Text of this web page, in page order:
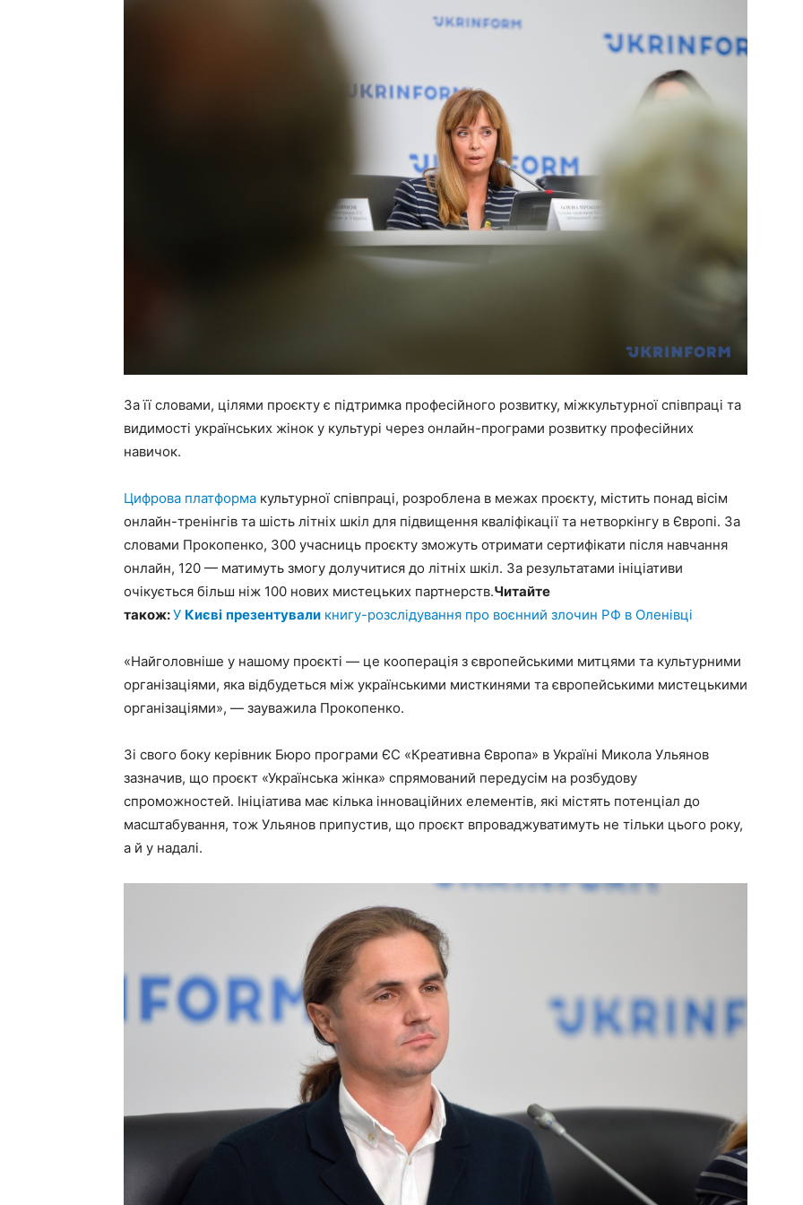
За її словами, цілями проєкту є підтримка професійного розвитку, міжкультурної співпраці та
видимості українських жінок у культурі через онлайн-програми розвитку професійних
навичок.
Цифрова платформа культурної співпраці, розроблена в межах проєкту, містить понад вісім
онлайн-тренінгів та шість літніх шкіл для підвищення кваліфікації та нетворкінгу в Європі. За
словами Прокопенко, 300 учасниць проєкту зможуть отримати сертифікати після навчання
онлайн, 120 — матимуть змогу долучитися до літніх шкіл. За результатами ініціативи
очікується більш ніж 100 нових мистецьких партнерств.Читайте
також:У Києві презентували книгу-розслідування про воєнний злочин РФ в Оленівці
«Найголовніше у нашому проєкті — це кооперація з європейськими митцями та культурними
організаціями, яка відбудеться між українськими мисткинями та європейськими мистецькими
організаціями», — зауважила Прокопенко.
Зі свого боку керівник Бюро програми ЄС «Креативна Європа» в Україні Микола Ульянов
зазначив, що проєкт «Українська жінка» спрямований передусім на розбудову
спроможностей. Ініціатива має кілька інноваційних елементів, які містять потенціал до
масштабування, тож Ульянов припустив, що проєкт впроваджуватимуть не тільки цього року,
а й у надалі.